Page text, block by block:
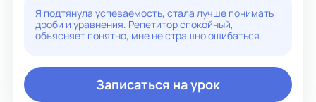
Я подтянула успеваемость, стала лучше понимать
дроби и уравнения. Репетитор спокойный,
объясняет понятно, мне не страшно ошибаться
Записаться на урок